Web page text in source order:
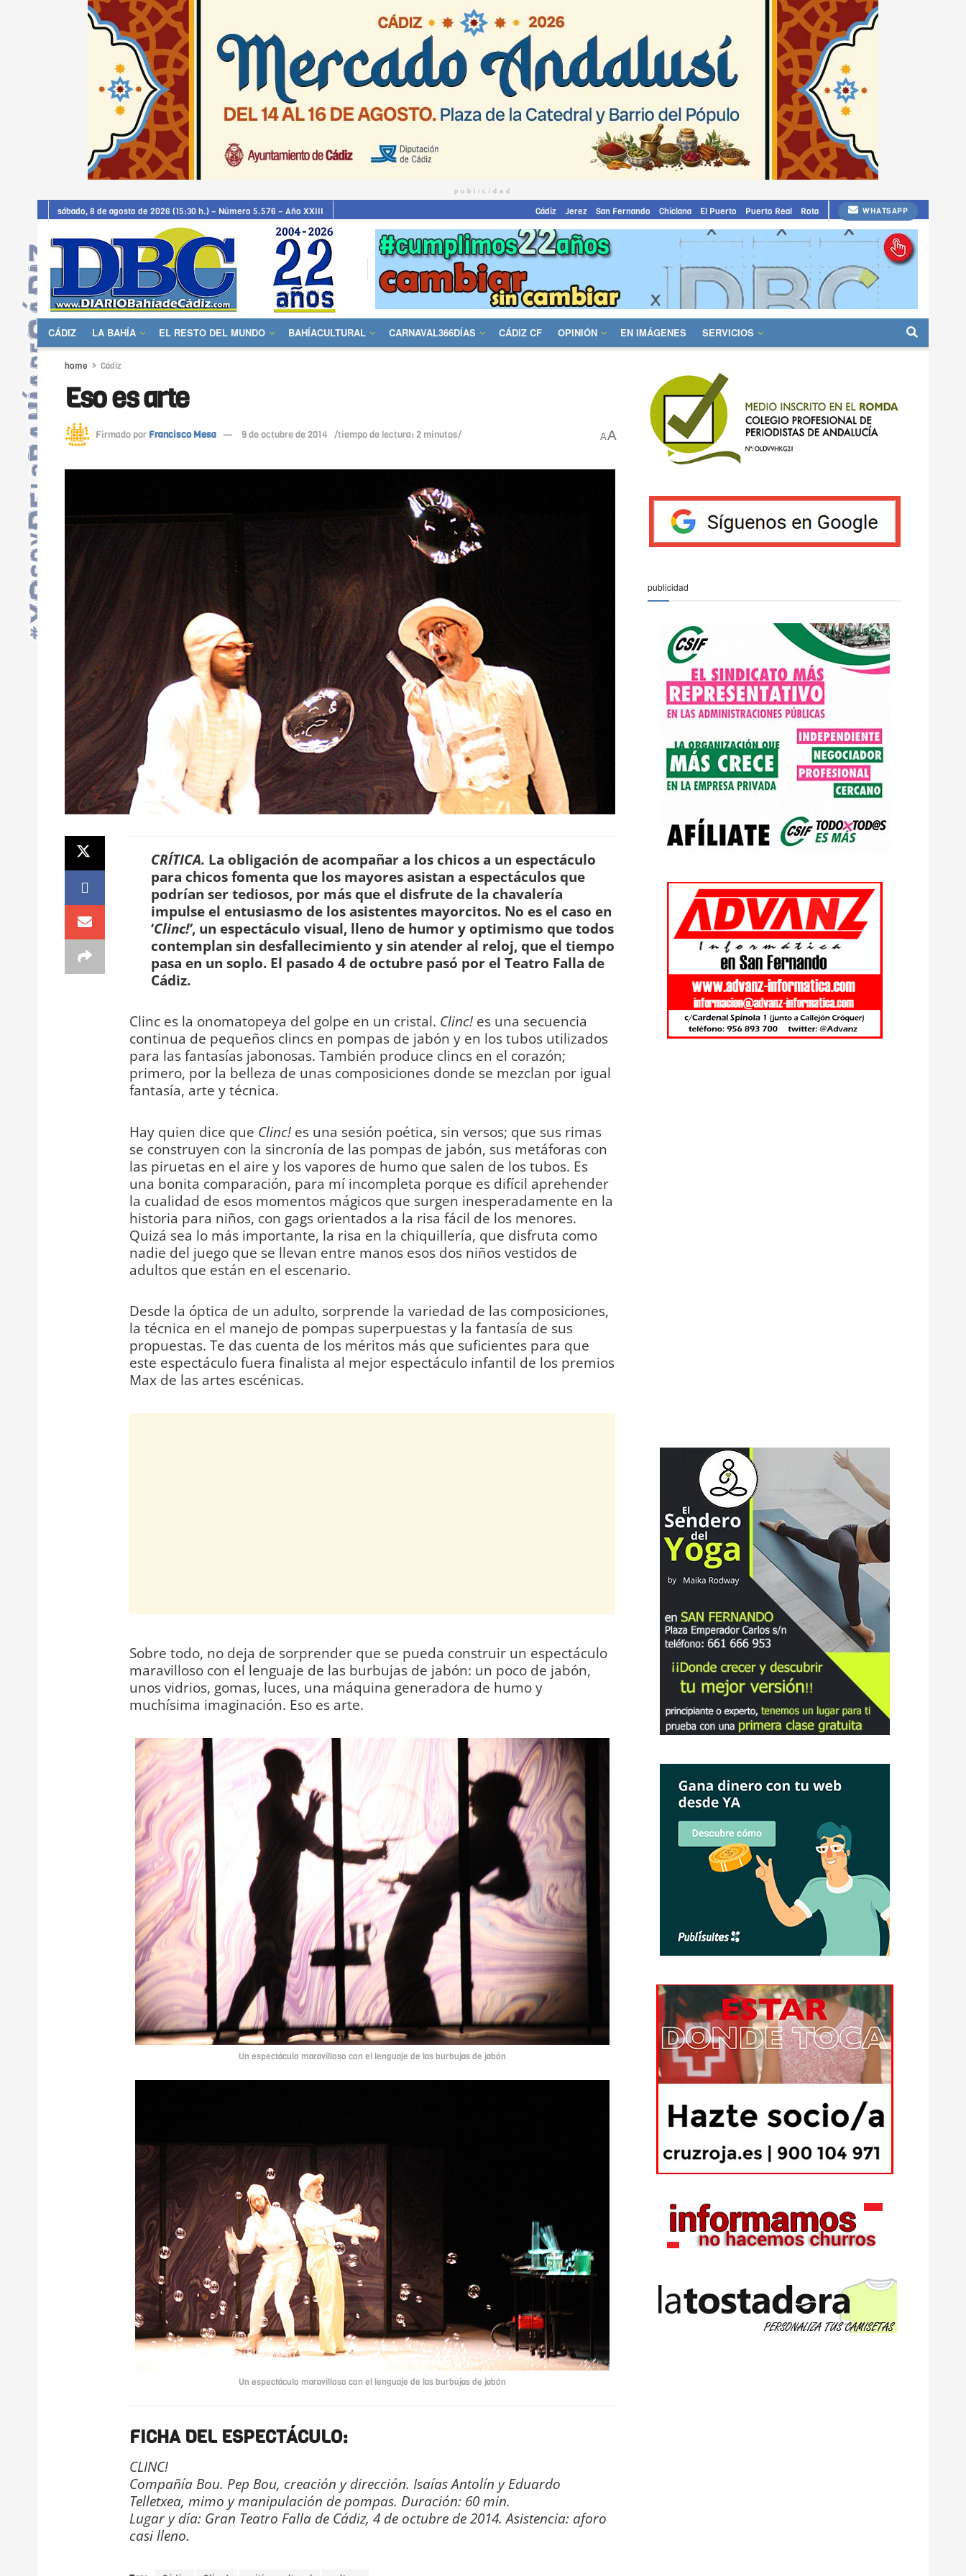
publicidad
sábado, 8 de agosto de 2026 (15:30 h.) – Número 5.576 – Año XXIII Cádiz Jerez San Fernando Chiclana El Puerto Puerto Real Rota WHATSAPP
CÁDIZ LA BAHÍA EL RESTO DEL MUNDO BAHÍACULTURAL CARNAVAL366DÍAS CÁDIZ CF OPINIÓN EN IMÁGENES SERVICIOS
home Cádiz
Eso es arte
Firmado por Francisco Mesa 9 de octubre de 2014 /tiempo de lectura: 2 minutos/ AA
CRÍTICA. La obligación de acompañar a los chicos a un espectáculo
para chicos fomenta que los mayores asistan a espectáculos que
podrían ser tediosos, por más que el disfrute de la chavalería
impulse el entusiasmo de los asistentes mayorcitos. No es el caso en
‘Clinc!’, un espectáculo visual, lleno de humor y optimismo que todos
contemplan sin desfallecimiento y sin atender al reloj, que el tiempo
pasa en un soplo. El pasado 4 de octubre pasó por el Teatro Falla de
Cádiz.
Clinc es la onomatopeya del golpe en un cristal. Clinc!es una secuencia
continua de pequeños clincs en pompas de jabón y en los tubos utilizados
para las fantasías jabonosas. También produce clincs en el corazón;
primero, por la belleza de unas composiciones donde se mezclan por igual
fantasía, arte y técnica.
Hay quien dice que Clinc!es una sesión poética, sin versos; que sus rimas
se construyen con la sincronía de las pompas de jabón, sus metáforas con
las piruetas en el aire y los vapores de humo que salen de los tubos. Es
una bonita comparación, para mí incompleta porque es difícil aprehender
la cualidad de esos momentos mágicos que surgen inesperadamente en la
historia para niños, con gags orientados a la risa fácil de los menores.
Quizá sea lo más importante, la risa en la chiquillería, que disfruta como
nadie del juego que se llevan entre manos esos dos niños vestidos de
adultos que están en el escenario.
Desde la óptica de un adulto, sorprende la variedad de las composiciones,
la técnica en el manejo de pompas superpuestas y la fantasía de sus
propuestas. Te das cuenta de los méritos más que suficientes para que
este espectáculo fuera finalista al mejor espectáculo infantil de los premios
Max de las artes escénicas.
Sobre todo, no deja de sorprender que se pueda construir un espectáculo
maravilloso con el lenguaje de las burbujas de jabón: un poco de jabón,
unos vidrios, gomas, luces, una máquina generadora de humo y
muchísima imaginación. Eso es arte.
Un espectáculo maravilloso con el lenguaje de las burbujas de jabón
Un espectáculo maravilloso con el lenguaje de las burbujas de jabón
FICHA DEL ESPECTÁCULO:
CLINC!
Compañía Bou. Pep Bou, creación y dirección. Isaías Antolín y Eduardo
Telletxea, mimo y manipulación de pompas. Duración: 60 min.
Lugar y día: Gran Teatro Falla de Cádiz, 4 de octubre de 2014. Asistencia: aforo
casi lleno.
publicidad